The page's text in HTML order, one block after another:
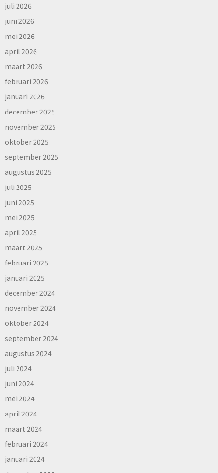
juli 2026
juni 2026
mei 2026
april 2026
maart 2026
februari 2026
januari 2026
december 2025
november 2025
oktober 2025
september 2025
augustus 2025
juli 2025
juni 2025
mei 2025
april 2025
maart 2025
februari 2025
januari 2025
december 2024
november 2024
oktober 2024
september 2024
augustus 2024
juli 2024
juni 2024
mei 2024
april 2024
maart 2024
februari 2024
januari 2024